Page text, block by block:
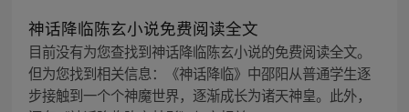
神话降临陈玄小说免费阅读全文
目前没有为您查找到神话降临陈玄小说的免费阅读全文。
但为您找到相关信息：《神话降临》中邵阳从普通学生逐
步接触到一个个神魔世界，逐渐成长为诸天神皇。此外，